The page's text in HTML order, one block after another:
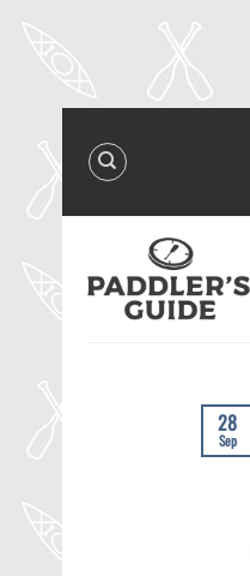
content
28
Sep